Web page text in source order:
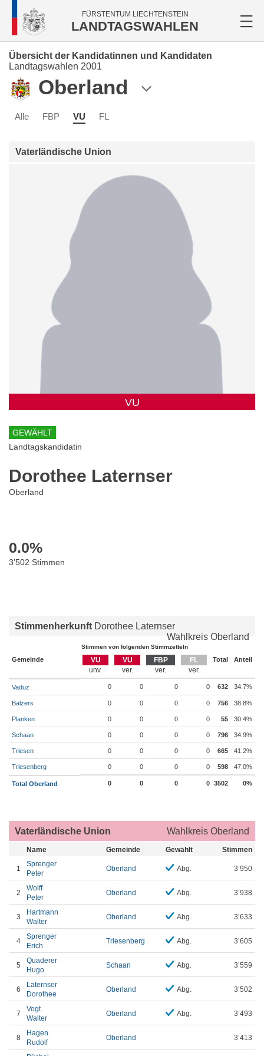
FÜRSTENTUM LIECHTENSTEIN
LANDTAGSWAHLEN
Übersicht der Kandidatinnen und Kandidaten
Landtagswahlen 2001
Oberland
Alle FBP VU FL
Vaterländische Union
VU
GEWÄHLT
Landtagskandidatin
Dorothee Laternser
Oberland
0.0%
3’502 Stimmen
Stimmenherkunft Dorothee Laternser
Wahlkreis Oberland
Stimmen von folgenden Stimmzetteln
Gemeinde VU VU FBP FL Total Anteil
Vaduz 0 0 0 0 632 34.7%
Balzers 0 0 0 0 756 38.8%
Planken 0 0 0 0 55 30.4%
Schaan 0 0 0 0 796 34.9%
Triesen 0 0 0 0 665 41.2%
Triesenberg 0 0 0 0 598 47.0%
Total Oberland 0 0 0 0 3502 0%
Vaterländische Union Wahlkreis Oberland
Name Gemeinde Gewählt Stimmen
1
Sprenger
Peter
Oberland Abg. 3’950
2
Wolff
Peter
Oberland Abg. 3’938
3
Hartmann
Walter
Oberland Abg. 3’633
4
Sprenger
Erich
Triesenberg Abg. 3’605
5
Quaderer
Hugo
Schaan Abg. 3’559
6
Laternser
Dorothee
Oberland Abg. 3’502
7
Vogt
Walter
Oberland Abg. 3’493
8
Hagen
Rudolf
Oberland 3’413